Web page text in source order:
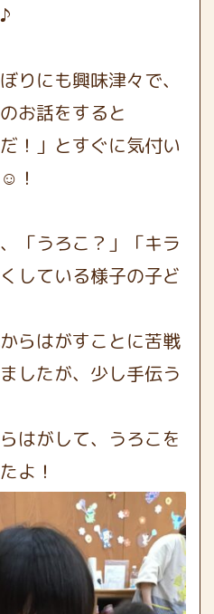
りにも興味津々で、
お話をすると
！」とすぐに気付い
！
「うろこ？」「キラ
している様子の子ど
らはがすことに苦戦
したが、少し手伝う
はがして、うろこを
よ！